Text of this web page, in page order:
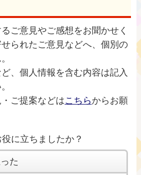
ご意見やご感想をお聞かせく
られたご意見などへ、個別の
、個人情報を含む内容は記入
ご提案などはこちらからお願
に立ちましたか？
た